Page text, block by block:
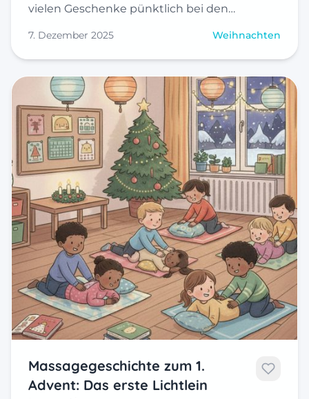
vielen Geschenke pünktlich bei den…
7. Dezember 2025 Weihnachten
Massagegeschichte zum 1.
Advent: Das erste Lichtlein